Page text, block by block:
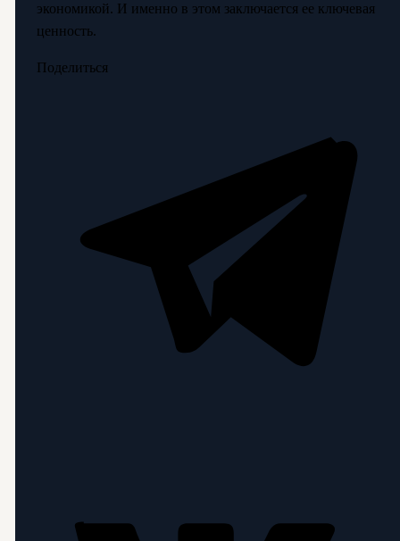
экономикой. И именно в этом заключается ее ключевая
ценность.
Поделиться